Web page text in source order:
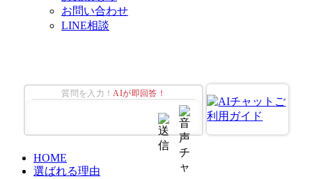
お問い合わせ
LINE相談
質問を入力！AIが即回答！
HOME
選ばれる理由